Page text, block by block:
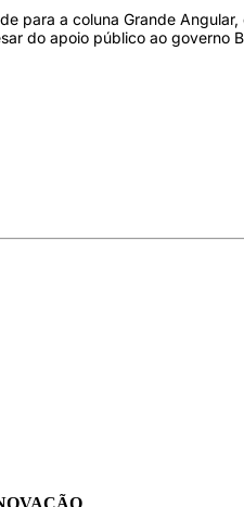
para a coluna Grande
do apoio público ao governo